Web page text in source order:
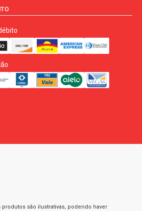
são ilustrativas, podendo haver